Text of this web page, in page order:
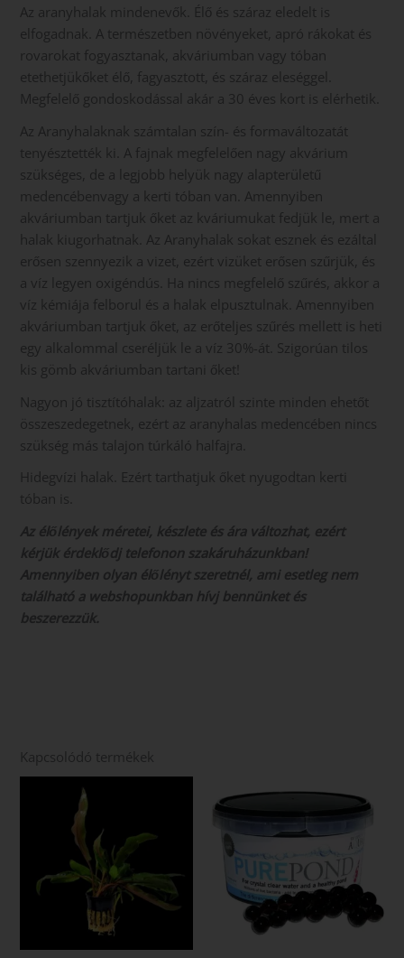
Az aranyhalak mindenevők. Élő és száraz eledelt is
elfogadnak. A természetben növényeket, apró rákokat és
rovarokat fogyasztanak, akváriumban vagy tóban
etethetjükőket élő, fagyasztott, és száraz eleséggel.
Megfelelő gondoskodással akár a 30 éves kort is elérhetik.
Az Aranyhalaknak számtalan szín- és formaváltozatát
tenyésztették ki. A fajnak megfelelően nagy akvárium
szükséges, de a legjobb helyük nagy alapterületű
medencébenvagy a kerti tóban van. Amennyiben
akváriumban tartjuk őket az kváriumukat fedjük le, mert a
halak kiugorhatnak. Az Aranyhalak sokat esznek és ezáltal
erősen szennyezik a vizet, ezért vizüket erősen szűrjük, és
a víz legyen oxigéndús. Ha nincs megfelelő szűrés, akkor a
víz kémiája felborul és a halak elpusztulnak. Amennyiben
akváriumban tartjuk őket, az erőteljes szűrés mellett is heti
egy alkalommal cseréljük le a víz 30%-át. Szigorúan tilos
kis gömb akváriumban tartani őket!
Nagyon jó tisztítóhalak: az aljzatról szinte minden ehetőt
összeszedegetnek, ezért az aranyhalas medencében nincs
szükség más talajon túrkáló halfajra.
Hidegvízi halak. Ezért tarthatjuk őket nyugodtan kerti
tóban is.
Az élőlények méretei, készlete és ára változhat, ezért
kérjük érdeklődj telefonon szakáruházunkban!
Amennyiben olyan élőlényt szeretnél, ami esetleg nem
található a webshopunkban hívj bennünket és
beszerezzük.
Kapcsolódó termékek